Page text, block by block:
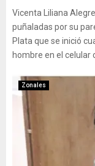
Vicenta Liliana
puñaladas por su
Plata que se inició
hombre en el celular
Zonales